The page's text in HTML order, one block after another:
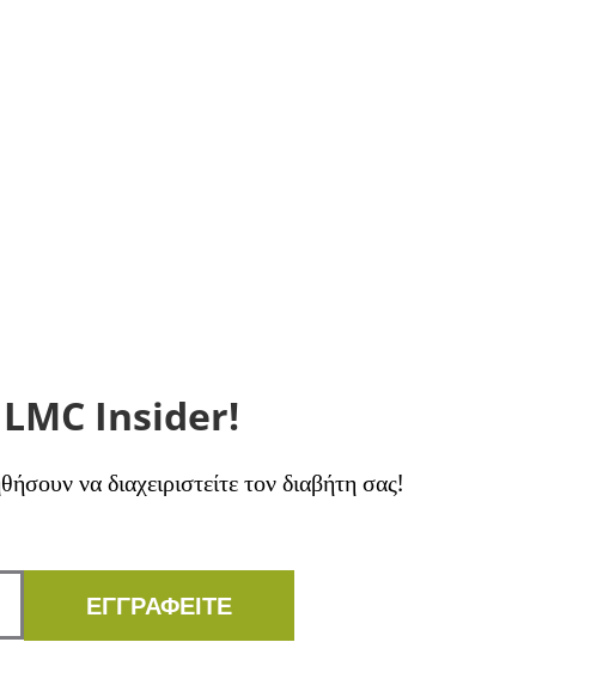
LMC Insider!
να διαχειριστείτε τον διαβήτη σας!
ΕΓΓΡΑΦΕΙΤΕ